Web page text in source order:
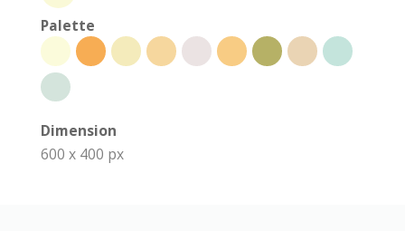
Palette
Dimension
600 x 400 px